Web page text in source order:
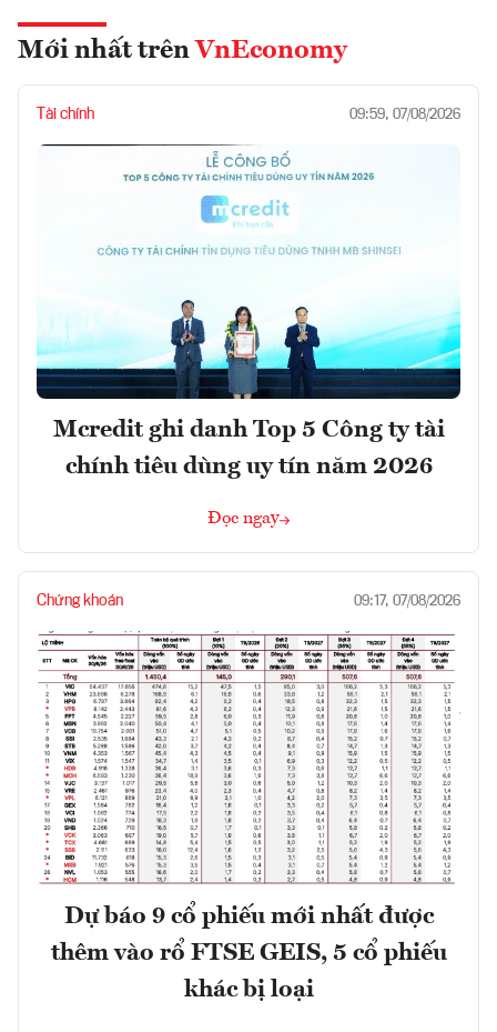
Mới nhất trên VnEconomy
Tài chính 09:59, 07/08/2026
Mcredit ghi danh Top 5 Công ty tài
chính tiêu dùng uy tín năm 2026
Đọc ngay
Chứng khoán 09:17, 07/08/2026
Dự báo 9 cổ phiếu mới nhất được
thêm vào rổ FTSE GEIS, 5 cổ phiếu
khác bị loại